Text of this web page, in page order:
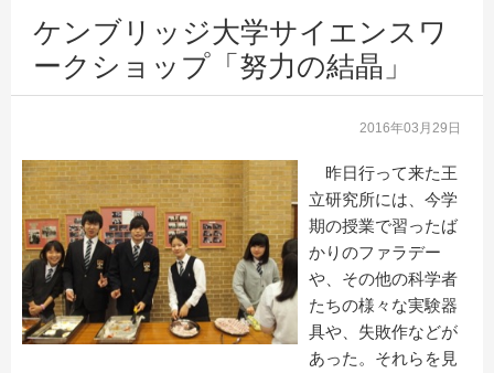
ケンブリッジ大学サイエンスワ
ークショップ「努力の結晶」
2016年03月29日
昨日行って来た王
立研究所には、今学
期の授業で習ったば
かりのファラデー
や、その他の科学者
たちの様々な実験器
具や、失敗作などが
あった。それらを見